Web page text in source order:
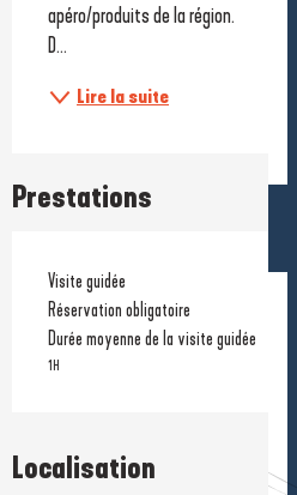
apéro/produits de la région.
D...
Lire la suite
Prestations
Visite guidée
Réservation obligatoire
Durée moyenne de la visite guidée
1H
Localisation